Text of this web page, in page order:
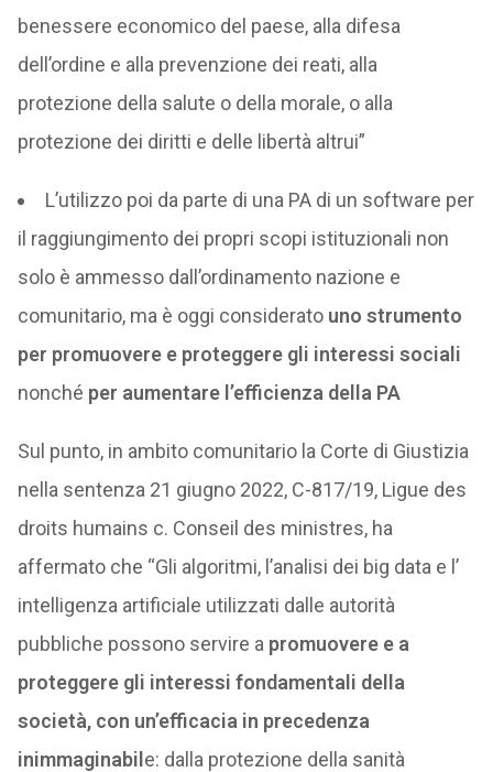
benessere economico del paese, alla difesa
dell’ordine e alla prevenzione dei reati, alla
protezione della salute o della morale, o alla
protezione dei diritti e delle libertà altrui”
L’utilizzo poi da parte di una PA di un software per
il raggiungimento dei propri scopi istituzionali non
solo è ammesso dall’ordinamento nazione e
comunitario, ma è oggi considerato uno strumento
per promuovere e proteggere gli interessi sociali
nonché per aumentare l’efficienza della PA
Sul punto, in ambito comunitario la Corte di Giustizia
nella sentenza 21 giugno 2022, C-817/19, Ligue des
droits humains c. Conseil des ministres, ha
affermato che “Gli algoritmi, l’analisi dei big data e l’
intelligenza artificiale utilizzati dalle autorità
pubbliche possono servire a promuovere e a
proteggere gli interessi fondamentali della
società, con un’efficacia in precedenza
inimmaginabil e: dalla protezione della sanità